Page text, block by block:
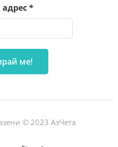
адрес*
© 2023 АзЧета